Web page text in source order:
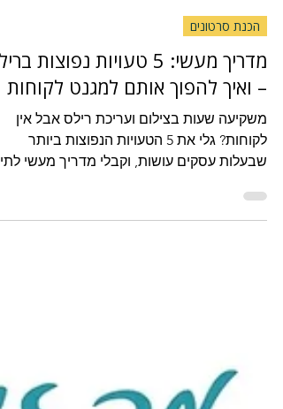
Heli Sofrin
זמן קריאה 4 דקות
הכנת סרטונים
מדריך מעשי: 5 טעויות נפוצות
– ואיך להפוך אותם למגנט לקוחות
משקיעה שעות בצילום ועריכת רילס אבל אין
שבעלות עסקים עושות, וקבלי מדריך מעשי
ושדרוג התוכן שלך כבר היום.